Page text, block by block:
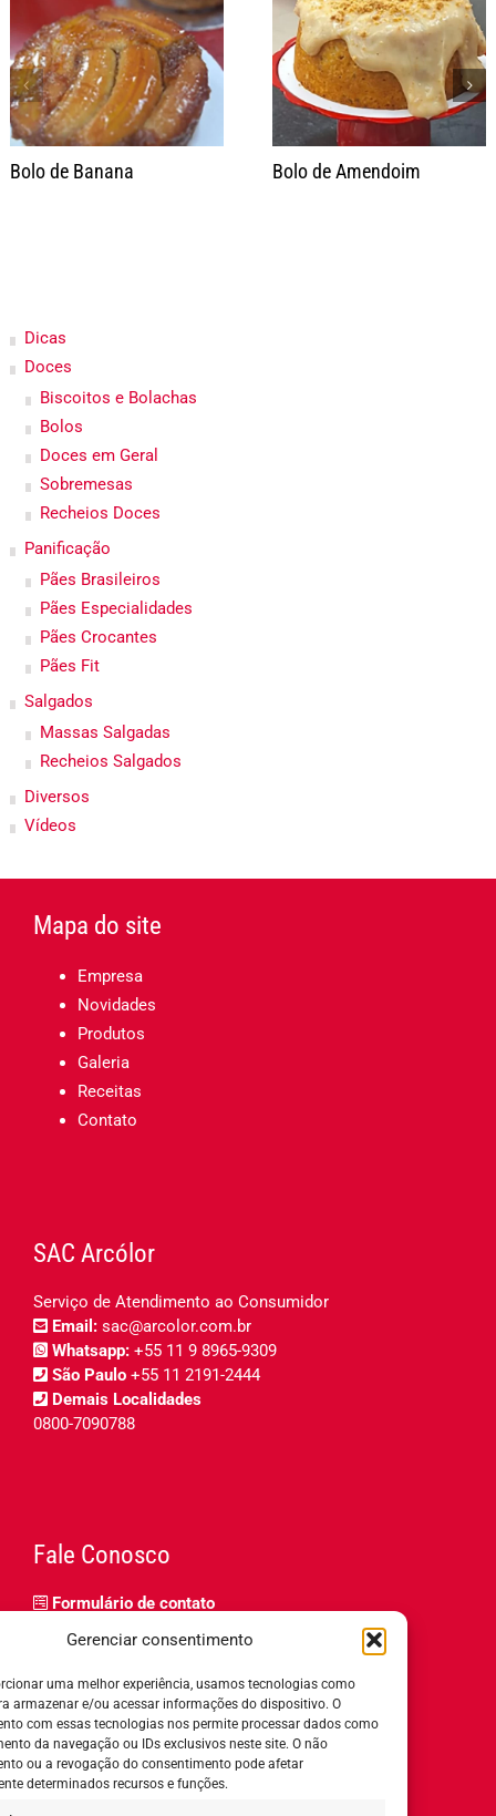
Gerenciar consentimento
uma melhor experiência, usamos tecnologias como
armazenar e/ou acessar informações do dispositivo. O
com essas tecnologias nos permite processar dados como
da navegação ou IDs exclusivos neste site. O não
ou a revogação do consentimento pode afetar
determinados recursos e funções.
Bolo de Banana Bolo de Amendoim
Dicas
Doces
Biscoitos e Bolachas
Bolos
Doces em Geral
Sobremesas
Recheios Doces
Panificação
Pães Brasileiros
Pães Especialidades
Pães Crocantes
Pães Fit
Salgados
Massas Salgadas
Recheios Salgados
Diversos
Vídeos
Mapa do site
Empresa
Novidades
Produtos
Galeria
Receitas
Contato
SAC Arcólor
Serviço de Atendimento ao Consumidor
Email: sac@arcolor.com.br
Whatsapp: +55 11 9 8965-9309
São Paulo +55 11 2191-2444
Demais Localidades
0800-7090788
Fale Conosco
Formulário de contato
Relatório de igualdade salarial
Horário de Atendimento: